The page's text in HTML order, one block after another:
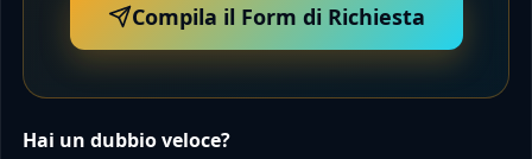
Compila il Form di Richiesta
Hai un dubbio veloce?